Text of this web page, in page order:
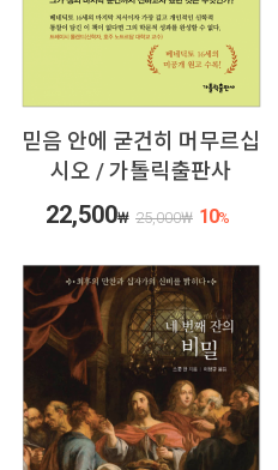
믿음 안에 굳건히 머무르십
시오 / 가톨릭출판사
22,500₩ 25,000₩ 10%